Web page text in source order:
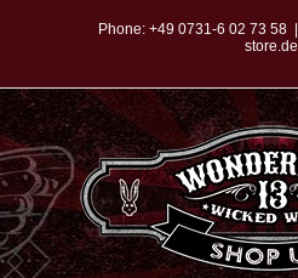
springen
Phone: +49 0731-6 02 73 58
store.de